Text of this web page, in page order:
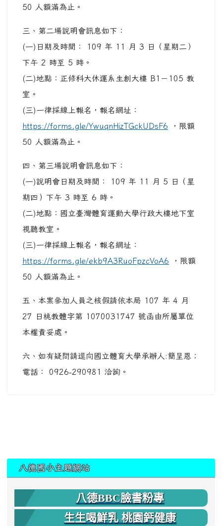
50 人額滿為止。
三、第二場說明會訊息如下：
(一)日期及時間： 109 年 11 月 3 日（星期二）
下午 2 時至 5 時。
(二)地點：正修科大休運系生創大樓 B1－105 教
室。
(三)一律採線上報名，報名網址：
https://forms.gle/YwuqnHizTGckUDsF6 ，限額
50 人額滿為止。
四、第三場說明會訊息如下：
(一)說明會日期及時間： 109 年 11 月 5 日（星
期四）下午 3 時至 6 時。
(二)地點：國立臺灣體育運動大學行政大樓地下室
視聽教室。
(三)一律採線上報名，報名網址：
https://forms.gle/ekb9A3RuoFpzcVoA6 ，限額
50 人額滿為止。
五、本案參加人員之核假請依本局 107 年 4 月
27 日桃教體字第 1070031747 號函由所屬單位
本權責妥處。
六、如有疑問請逕向國立體育大學承辦人:簡呈恩；
電話： 0926-290981 洽詢。
八德國小主題網站
八德BBC臉書粉專
生生喝鮮乳 桃園鈣健康